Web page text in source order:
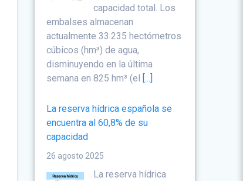
capacidad total. Los
embalses almacenan
actualmente 33.235 hectómetros
cúbicos (hm³) de agua,
disminuyendo en la última
semana en 825 hm³ (el [...]
La reserva hídrica española se
encuentra al 60,8% de su
capacidad
26 agosto 2025
La reserva hídrica